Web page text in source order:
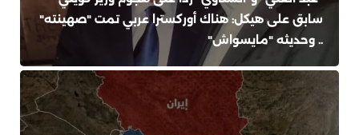
سابق على هيكل: هناك أوركسترا عربي تمت "صهينته"
.. وحديثه "مايسواش"